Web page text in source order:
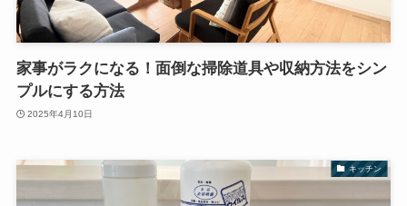
家事がラクになる！面倒な掃除道具や収納方法をシン
プルにする方法
2025年4月10日
キッチン